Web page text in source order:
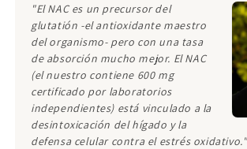
"El NAC es un precursor del
glutatión -el antioxidante maestro
del organismo- pero con una tasa
de absorción mucho mejor. El NAC
(el nuestro contiene 600 mg
certificado por laboratorios
independientes) está vinculado a la
desintoxicación del hígado y la
defensa celular contra el estrés oxidativo."